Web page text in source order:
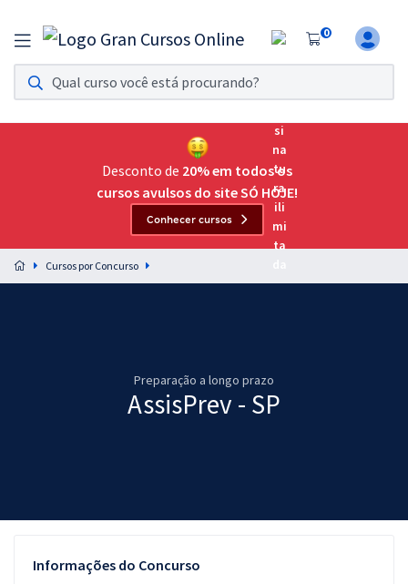
0
Assinatura Ilimitada 11
Acesso a todos os cursos. Teste grátis por 7 dias!
Assinatura OAB Até Passar
Acesso ilimitado a toda preparação para o Exame da
Preparação completa e intensiva para as principais
residências em saúde do Brasil
Desconto de 20% em todos os
cursos avulsos do site SÓ HOJE!
Conhecer cursos
Cursos por Concurso
Preparação a longo prazo
AssisPrev - SP
Informações do Concurso